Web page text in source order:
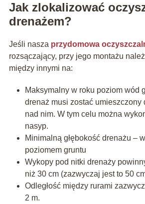
Jak zlokalizować
drenażem?
Jeśli nasza przydomowa
rozsączający, przy jego montażu
między innymi na:
Maksymalny w roku poziom wód
drenaż musi zostać umieszczony
nad nim. W tym celu można
nasyp.
Minimalną głębokość drenażu –
poziomem gruntu
Wykopy pod nitki drenaży
niż 30 cm (zazwyczaj jest to 50
Odległość między rurami
2 m.